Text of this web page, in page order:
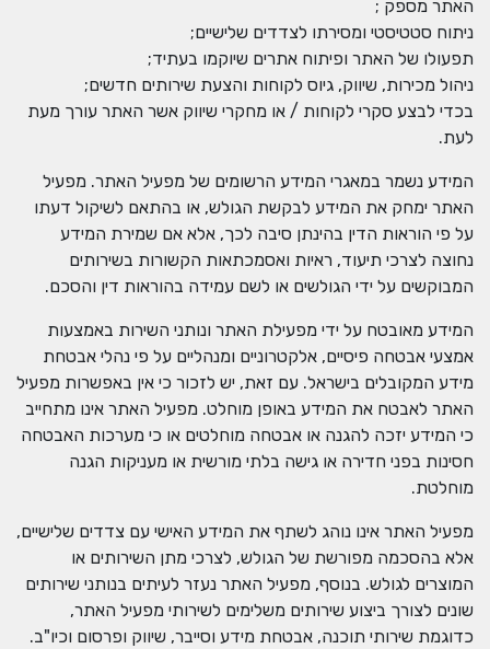
האתר מספק ;
ניתוח סטטיסטי ומסירתו לצדדים שלישיים;
תפעולו של האתר ופיתוח אתרים שיוקמו בעתיד;
ניהול מכירות, שיווק, גיוס לקוחות והצעת שירותים חדשים;
בכדי לבצע סקרי לקוחות / או מחקרי שיווק אשר האתר עורך מעת
לעת.
המידע נשמר במאגרי המידע הרשומים של מפעיל האתר. מפעיל
האתר ימחק את המידע לבקשת הגולש, או בהתאם לשיקול דעתו
על פי הוראות הדין בהינתן סיבה לכך, אלא אם שמירת המידע
נחוצה לצרכי תיעוד, ראיות ואסמכתאות הקשורות בשירותים
המבוקשים על ידי הגולשים או לשם עמידה בהוראות דין והסכם.
המידע מאובטח על ידי מפעילת האתר ונותני השירות באמצעות
אמצעי אבטחה פיסיים, אלקטרוניים ומנהליים על פי נהלי אבטחת
מידע המקובלים בישראל. עם זאת, יש לזכור כי אין באפשרות מפעיל
האתר לאבטח את המידע באופן מוחלט. מפעיל האתר אינו מתחייב
כי המידע יזכה להגנה או אבטחה מוחלטים או כי מערכות האבטחה
חסינות בפני חדירה או גישה בלתי מורשית או מעניקות הגנה
מוחלטת.
מפעיל האתר אינו נוהג לשתף את המידע האישי עם צדדים שלישיים,
אלא בהסכמה מפורשת של הגולש, לצרכי מתן השירותים או
המוצרים לגולש. בנוסף, מפעיל האתר נעזר לעיתים בנותני שירותים
שונים לצורך ביצוע שירותים משלימים לשירותי מפעיל האתר,
כדוגמת שירותי תוכנה, אבטחת מידע וסייבר, שיווק ופרסום וכיו"ב.